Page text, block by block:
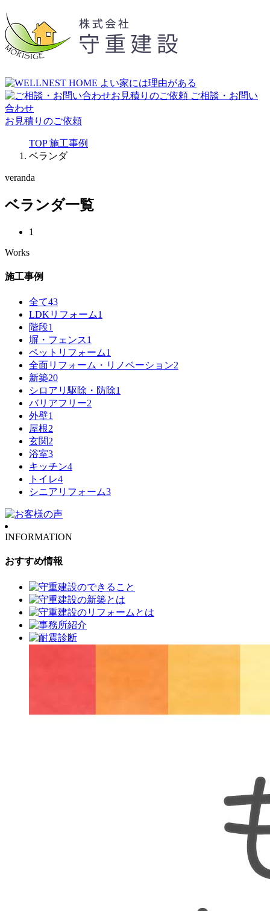
ご相談・お問い
合わせ
お見積りのご依頼
TOP 施工事例
ベランダ
veranda
ベランダ一覧
1
Works
施工事例
全て43
LDKリフォーム1
階段1
塀・フェンス1
ペットリフォーム1
全面リフォーム・リノベーション2
新築20
シロアリ駆除・防除1
バリアフリー2
外壁1
屋根2
玄関2
浴室3
キッチン4
トイレ4
シニアリフォーム3
INFORMATION
おすすめ情報